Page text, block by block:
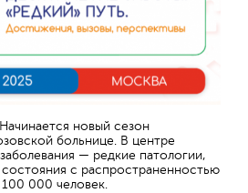
новый сезон
больнице. В центре
— редкие патологии,
с распространенностью
000 человек.